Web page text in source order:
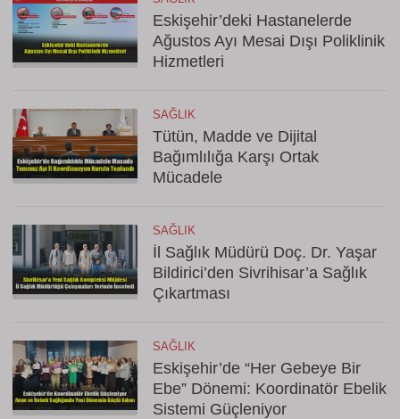
Eskişehir’deki Hastanelerde
Ağustos Ayı Mesai Dışı Poliklinik
Hizmetleri
SAĞLIK
Tütün, Madde ve Dijital
Bağımlılığa Karşı Ortak
Mücadele
SAĞLIK
İl Sağlık Müdürü Doç. Dr. Yaşar
Bildirici’den Sivrihisar’a Sağlık
Çıkartması
SAĞLIK
Eskişehir’de “Her Gebeye Bir
Ebe” Dönemi: Koordinatör Ebelik
Sistemi Güçleniyor